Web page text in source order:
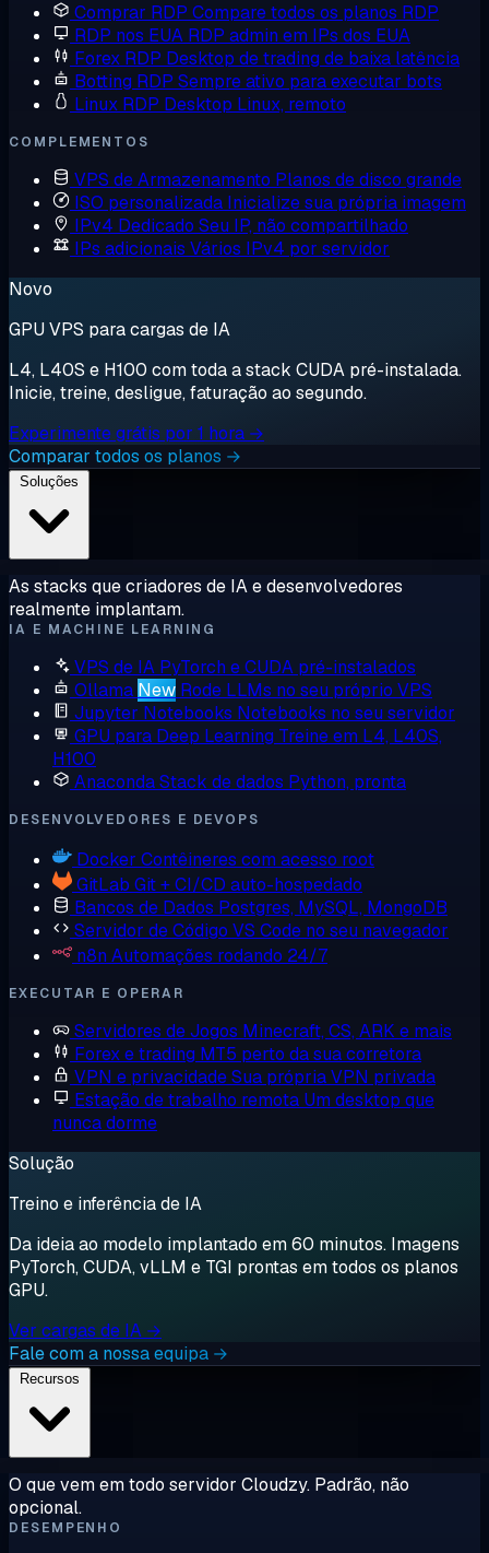
Comprar RDP Compare todos os planos RDP
RDP nos EUA RDP admin em IPs dos EUA
Forex RDP Desktop de trading de baixa latência
Botting RDP Sempre ativo para executar bots
Linux RDP Desktop Linux, remoto
COMPLEMENTOS
VPS de Armazenamento Planos de disco grande
ISO personalizada Inicialize sua própria imagem
IPv4 Dedicado Seu IP, não compartilhado
IPs adicionais Vários IPv4 por servidor
Novo
GPU VPS para cargas de IA
L4, L40S e H100 com toda a stack CUDA pré-instalada.
Inicie, treine, desligue, faturação ao segundo.
Experimente grátis por 1 hora →
Comparar todos os planos →
As stacks que criadores de IA e desenvolvedores
realmente implantam.
IA E MACHINE LEARNING
VPS de IA PyTorch e CUDA pré-instalados
Ollama New Rode LLMs no seu próprio VPS
Jupyter Notebooks Notebooks no seu servidor
GPU para Deep Learning Treine em L4, L40S,
H100
AnacondaStack de dados Python, pronta
DESENVOLVEDORES E DEVOPS
Docker Contêineres com acesso root
GitLab Git + CI/CD auto-hospedado
Bancos de Dados Postgres, MySQL, MongoDB
Servidor de Código VS Code no seu navegador
n8n Automações rodando 24/7
EXECUTAR E OPERAR
Servidores de Jogos Minecraft, CS, ARK e mais
Forex e trading MT5 perto da sua corretora
VPN e privacidadeSua própria VPN privada
Estação de trabalho remota Um desktop que
nunca dorme
Solução
Treino e inferência de IA
Da ideia ao modelo implantado em 60 minutos. Imagens
PyTorch, CUDA, vLLM e TGI prontas em todos os planos
GPU.
Ver cargas de IA →
Fale com a nossa equipa →
O que vem em todo servidor Cloudzy. Padrão, não
opcional.
DESEMPENHO